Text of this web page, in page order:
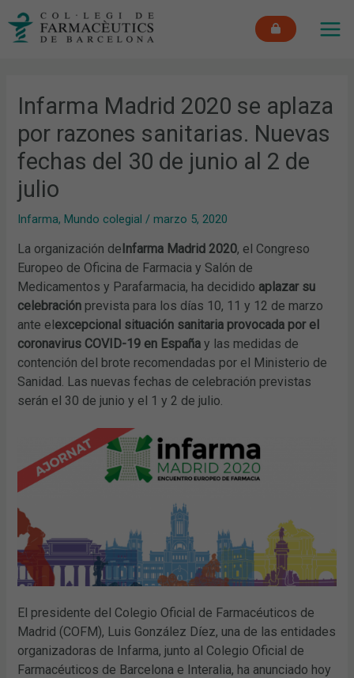
Infarma Madrid 2020 se aplaza
por razones sanitarias. Nuevas
fechas del 30 de junio al 2 de
julio
Infarma, Mundo colegial /marzo 5, 2020
La organización deInfarma Madrid 2020, el Congreso
Europeo de Oficina de Farmacia y Salón de
Medicamentos y Parafarmacia, ha decidido aplazar su
celebración prevista para los días 10, 11 y 12 de marzo
ante elexcepcional situación sanitaria provocada por el
coronavirus COVID-19 en España y las medidas de
contención del brote recomendadas por el Ministerio de
Sanidad. Las nuevas fechas de celebración previstas
serán el 30 de junio y el 1 y 2 de julio.
El presidente del Colegio Oficial de Farmacéuticos de
Madrid (COFM), Luis González Díez, una de las entidades
organizadoras de Infarma, junto al Colegio Oficial de
Farmacéuticos de Barcelona e Interalia, ha anunciado hoy